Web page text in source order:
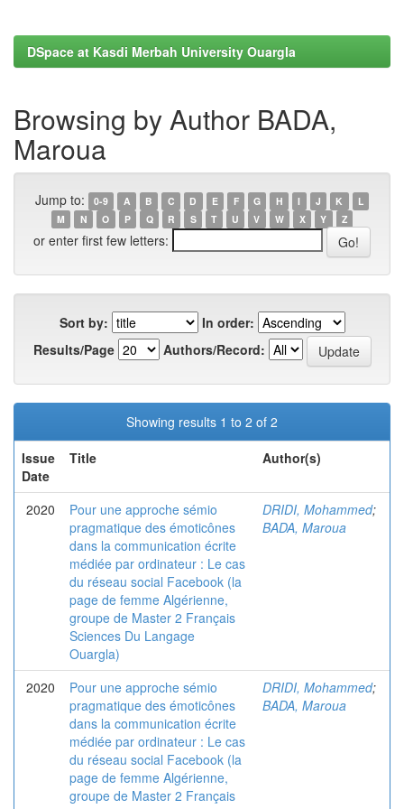
DSpace at Kasdi Merbah University Ouargla
Browsing by Author BADA,
Maroua
Jump to: 0-9 A B C D E F G H I J K
L
M
N O P Q R S T U V W X Y Z
or enter first few letters:
Sort by:
In order:
Results/Page
Authors/Record:
Showing results 1 to 2 of 2
Issue
Date
Title Author(s)
2020
Pour une approche sémio
pragmatique des émoticônes
dans la communication écrite
médiée par ordinateur : Le cas
du réseau social Facebook (la
page de femme Algérienne,
groupe de Master 2 Français
Sciences Du Langage
Ouargla)
DRIDI, Mohammed;
BADA, Maroua
2020
Pour une approche sémio
pragmatique des émoticônes
dans la communication écrite
médiée par ordinateur : Le cas
du réseau social Facebook (la
page de femme Algérienne,
groupe de Master 2 Français
DRIDI, Mohammed;
BADA, Maroua